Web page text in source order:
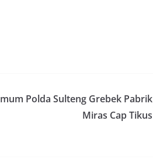
Polda Sulteng Grebek Pabrik
Miras Cap Tikus